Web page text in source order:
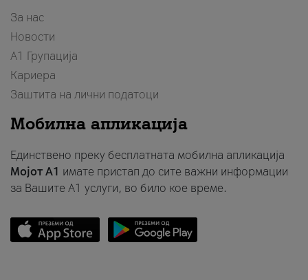
За нас
Новости
А1 Групација
Кариера
Заштита на лични податоци
Мобилна апликација
Единствено преку бесплатната мобилна апликација
Мојот A1 имате пристап до сите важни информации
за Вашите A1 услуги, во било кое време.